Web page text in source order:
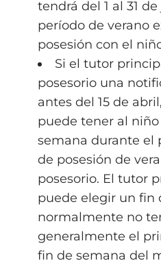
tendrá del 1 al 31
período de verano
posesión con el
Si el tutor
posesorio una
antes del 15 de
puede tener al
semana durante el
de posesión de
posesorio. El tutor
puede elegir un fin
normalmente no
generalmente el
fin de semana del